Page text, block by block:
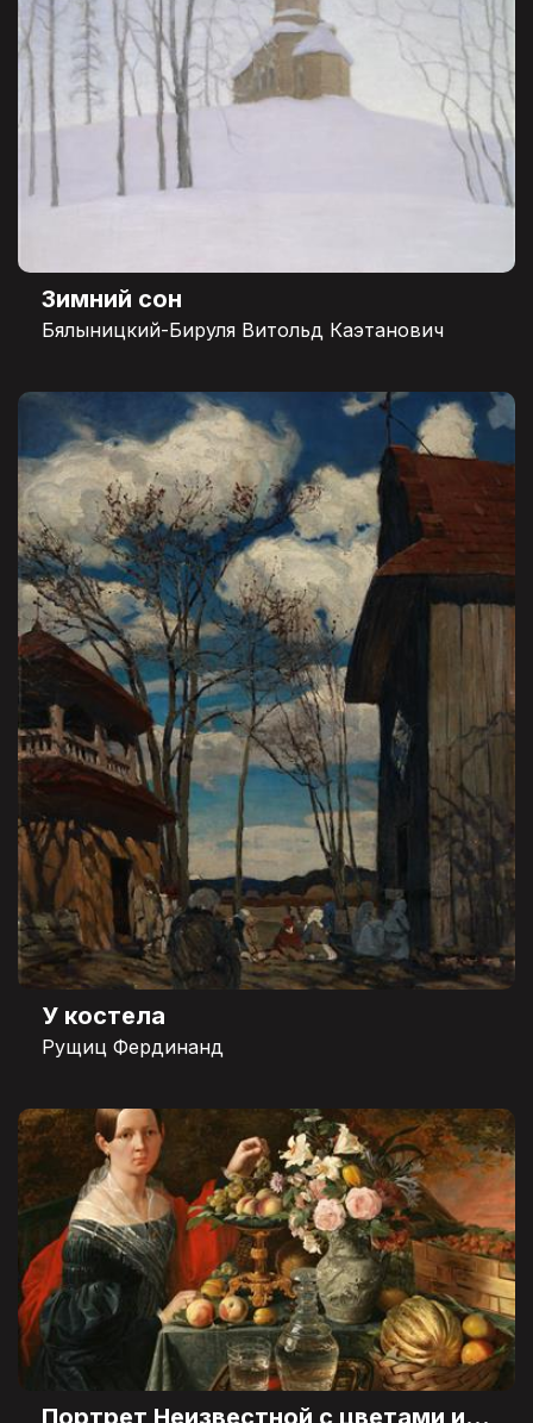
Зимний сон
Бялыницкий-Бируля Витольд Каэтанович
У костела
Рущиц Фердинанд